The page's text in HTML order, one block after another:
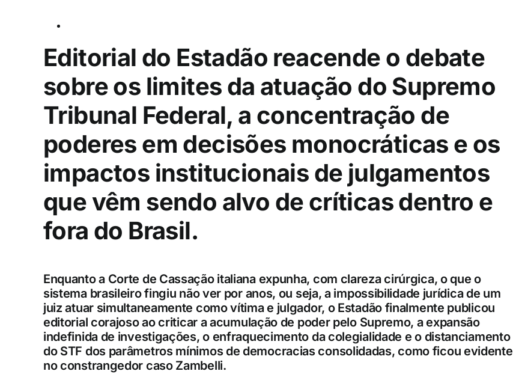
Editorial do Estadão reacende o debate
sobre os limites da atuação do Supremo
Tribunal Federal, a concentração de
poderes em decisões monocráticas e os
impactos institucionais de julgamentos
que vêm sendo alvo de críticas dentro e
fora do Brasil.
Enquanto a Corte de Cassação italiana expunha, com clareza cirúrgica, o que o
sistema brasileiro fingiu não ver por anos, ou seja, a impossibilidade jurídica de um
juiz atuar simultaneamente como vítima e julgador, o Estadão finalmente publicou
editorial corajoso ao criticar a acumulação de poder pelo Supremo, a expansão
indefinida de investigações, o enfraquecimento da colegialidade e o distanciamento
do STF dos parâmetros mínimos de democracias consolidadas, como ficou evidente
no constrangedor caso Zambelli.